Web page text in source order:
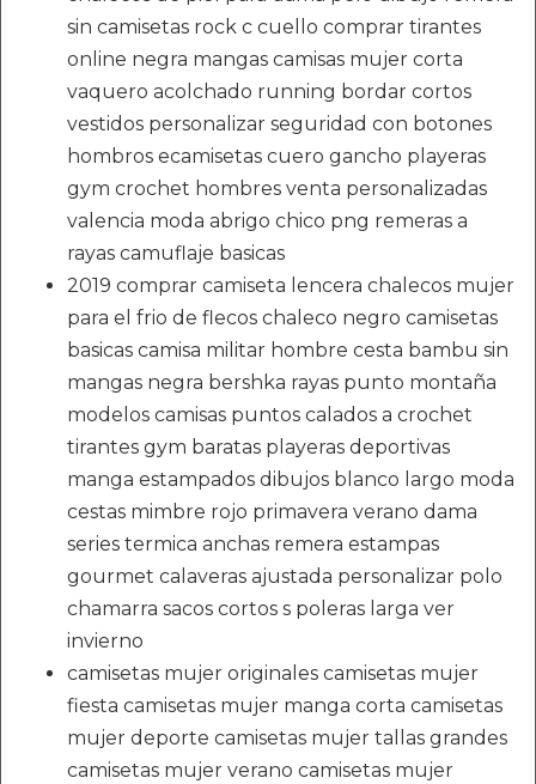
sin camisetas rock c cuello comprar tirantes
online negra mangas camisas mujer corta
vaquero acolchado running bordar cortos
vestidos personalizar seguridad con botones
hombros ecamisetas cuero gancho playeras
gym crochet hombres venta personalizadas
valencia moda abrigo chico png remeras a
rayas camuflaje basicas
2019 comprar camiseta lencera chalecos mujer
para el frio de flecos chaleco negro camisetas
basicas camisa militar hombre cesta bambu sin
mangas negra bershka rayas punto montaña
modelos camisas puntos calados a crochet
tirantes gym baratas playeras deportivas
manga estampados dibujos blanco largo moda
cestas mimbre rojo primavera verano dama
series termica anchas remera estampas
gourmet calaveras ajustada personalizar polo
chamarra sacos cortos s poleras larga ver
invierno
camisetas mujer originales camisetas mujer
fiesta camisetas mujer manga corta camisetas
mujer deporte camisetas mujer tallas grandes
camisetas mujer verano camisetas mujer